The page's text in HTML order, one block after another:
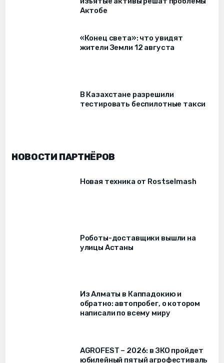
Актобе
«Конец света»: что увидят
жители Земли 12 августа
В Казахстане разрешили
тестировать беспилотные такси
НОВОСТИ ПАРТНЁРОВ
Новая техника от Rostselmash
Роботы-доставщики вышли на
улицы Астаны
Из Алматы в Каппадокию и
обратно: автопробег, о котором
написали по всему миру
AGROFEST – 2026: в ЗКО пройдет
юбилейный пятый агрофестиваль